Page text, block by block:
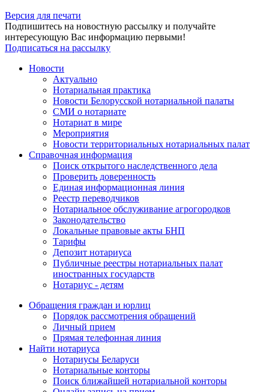
Версия для печати
Подпишитесь на новостную рассылку и получайте
интересующую Вас информацию первыми!
Подписаться на рассылку
Новости
Актуально
Нотариальная практика
Новости Белорусской нотариальной палаты
СМИ о нотариате
Нотариат в мире
Мероприятия
Новости территориальных нотариальных палат
Справочная информация
Поиск открытого наследственного дела
Проверить доверенность
Единая информационная линия
Реестр переводчиков
Нотариальное обслуживание агрогородков
Законодательство
Локальные правовые акты БНП
Тарифы
Депозит нотариуса
Публичные реестры нотариальных палат
иностранных государств
Нотариус - детям
Обращения граждан и юрлиц
Порядок рассмотрения обращений
Личный прием
Прямая телефонная линия
Найти нотариуса
Нотариусы Беларуси
Нотариальные конторы
Поиск ближайшей нотариальной конторы